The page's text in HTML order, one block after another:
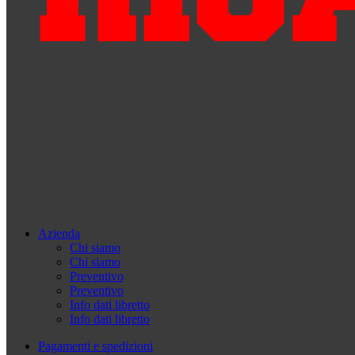
Azienda
Chi siamo
Chi siamo
Preventivo
Preventivo
Info dati libretto
Info dati libretto
Pagamenti e spedizioni